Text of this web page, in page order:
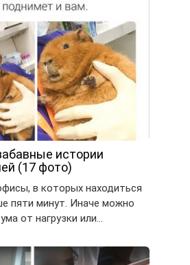
истории
(17 фото)
в которых находиться
пяти минут. Иначе можно
от нагрузки или…